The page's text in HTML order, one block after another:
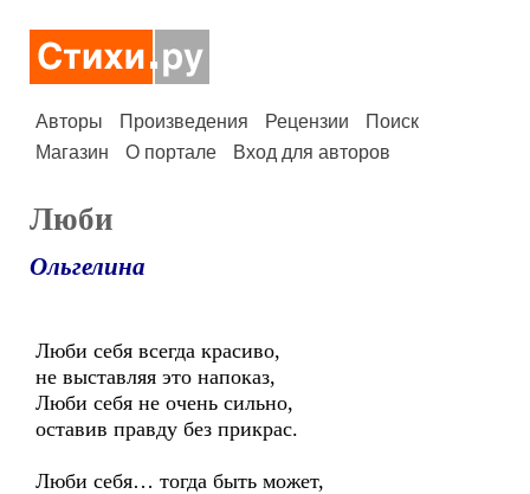
Авторы Произведения Рецензии
Поиск
Магазин
О портале Вход для авторов
Люби
Ольгелина
Люби себя всегда красиво,
не выставляя это напоказ,
Люби себя не очень сильно,
оставив правду без прикрас.
Люби себя… тогда быть может,